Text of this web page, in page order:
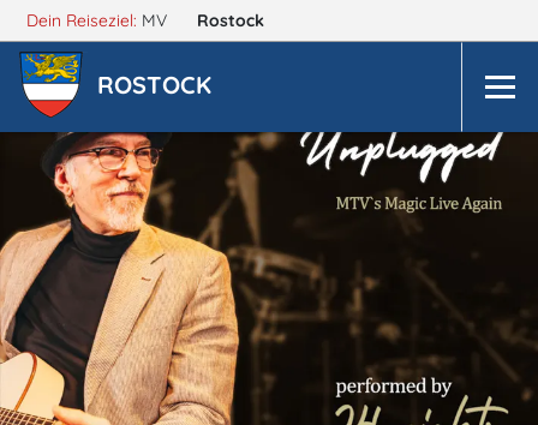
Dein Reiseziel: MV Rostock
ROSTOCK